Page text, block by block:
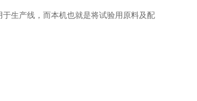
生产线，而本机也就是将试验用原料及配